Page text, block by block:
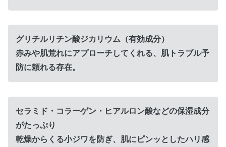
グリチルリチン酸ジカリウム（有効成分）
赤みや肌荒れにアプローチしてくれる、肌トラブル予
防に頼れる存在。
セラミド・コラーゲン・ヒアルロン酸などの保湿成分
がたっぷり
乾燥からくる小ジワを防ぎ、肌にピンッとしたハリ感